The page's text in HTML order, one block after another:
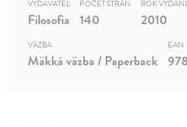
VYDAVATEĽ
Filosofia
POČET STRÁN
140
ROK
2010
VÄZBA
Mäkká väzba / Paperback
EAN